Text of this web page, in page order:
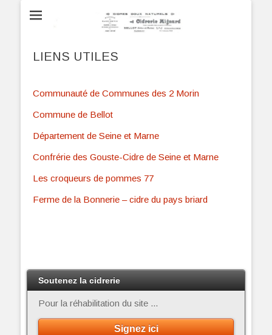
Cidrerie Mignard
LIENS UTILES
Communauté de Communes des 2 Morin
Commune de Bellot
Département de Seine et Marne
Confrérie des Gouste-Cidre de Seine et Marne
Les croqueurs de pommes 77
Ferme de la Bonnerie – cidre du pays briard
Soutenez la cidrerie
Pour la réhabilitation du site ...
Signez ici